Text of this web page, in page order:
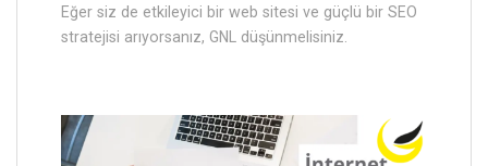
Eğer siz de etkileyici bir web sitesi ve güçlü bir SEO
stratejisi arıyorsanız, GNL düşünmelisiniz.